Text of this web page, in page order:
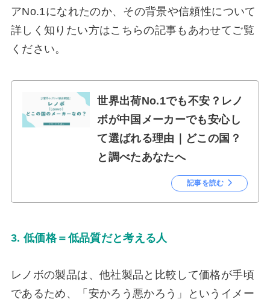
アNo.1になれたのか、その背景や信頼性について
詳しく知りたい方はこちらの記事もあわせてご覧
ください。
世界出荷No.1でも不安？レノ
ボが中国メーカーでも安心し
て選ばれる理由｜どこの国？
と調べたあなたへ
記事を読む
3. 低価格＝低品質だと考える人
レノボの製品は、他社製品と比較して価格が手頃
であるため、「安かろう悪かろう」というイメー